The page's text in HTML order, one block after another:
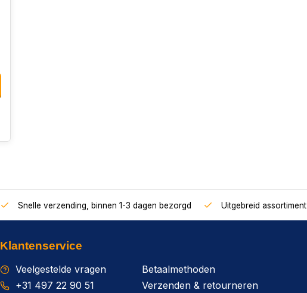
Snelle verzending, binnen 1-3 dagen bezorgd Uitgebreid assortiment
Klantenservice
Veelgestelde vragen
+31 497 22 90 51
Betaalmethoden
Verzenden & retourneren